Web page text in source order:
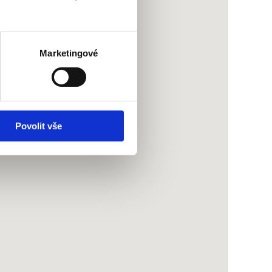
Marketingové
Povolit vše